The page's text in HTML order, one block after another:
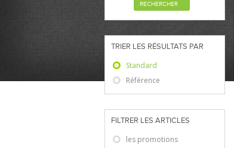
RECHERCHER
TRIER LES RÉSULTATS PAR
Standard
Référence
FILTRER LES ARTICLES
les promotions